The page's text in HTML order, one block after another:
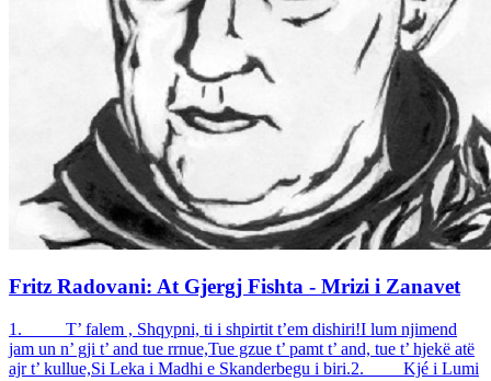
Fritz Radovani: At Gjergj Fishta - Mrizi i Zanavet
1. T’ falem , Shqypni, ti i shpirtit t’em dishiri!I lum njimend
jam un n’ gji t’ and tue rrnue,Tue gzue t’ pamt t’ and, tue t’ hjekë atë
ajr t’ kullue,Si Leka i Madhi e Skanderbegu i biri.2. Kjé i Lumi